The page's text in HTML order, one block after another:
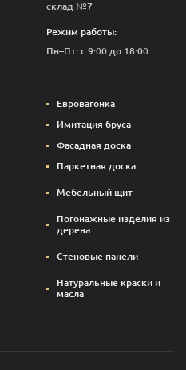
склад №7
Режим работы:
Пн–Пт: с 9:00 до 18:00
Евровагонка
Имитация бруса
Фасадная доска
Паркетная доска
Мебельный щит
Погонажные изделия из
дерева
Стеновые панели
Натуральные краски и
масла